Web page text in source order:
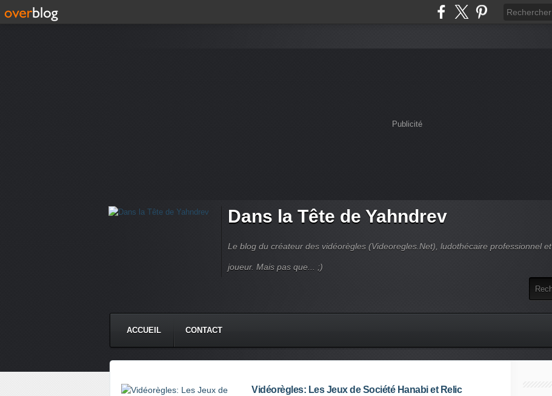
Publicité
Dans la Tête de Yahndrev
Le blog du créateur des vidéorègles (Videoregles.Net), ludothécaire professionnel et
joueur. Mais pas que... ;)
ACCUEIL CONTACT
Vidéorègles: Les Jeux de Société Hanabi et Relic